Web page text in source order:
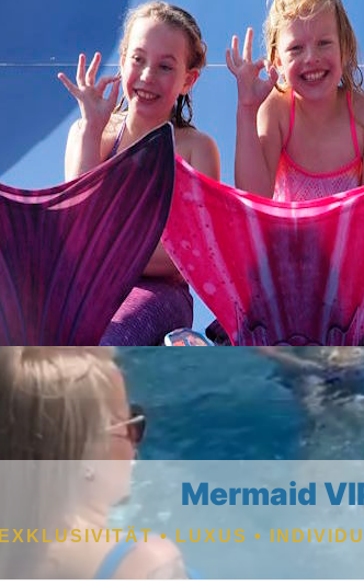
Mermaid
EXKLUSIVITÄT • LUXUS •